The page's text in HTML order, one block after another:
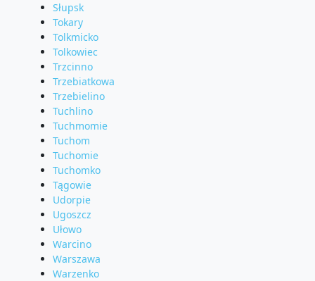
Słupsk
Tokary
Tolkmicko
Tolkowiec
Trzcinno
Trzebiatkowa
Trzebielino
Tuchlino
Tuchmomie
Tuchom
Tuchomie
Tuchomko
Tągowie
Udorpie
Ugoszcz
Ułowo
Warcino
Warszawa
Warzenko